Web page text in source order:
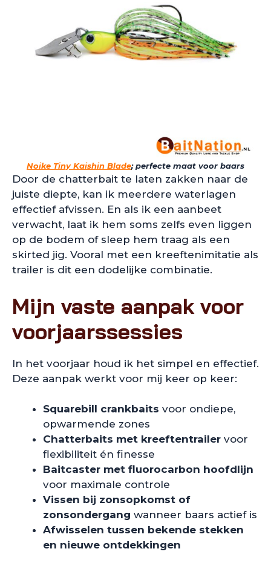
Noike Tiny Kaishin Blade; perfecte maat voor baars
Door de chatterbait te laten zakken naar de
juiste diepte, kan ik meerdere waterlagen
effectief afvissen. En als ik een aanbeet
verwacht, laat ik hem soms zelfs even liggen
op de bodem of sleep hem traag als een
skirted jig. Vooral met een kreeftenimitatie als
trailer is dit een dodelijke combinatie.
Mijn vaste aanpak voor
voorjaarssessies
In het voorjaar houd ik het simpel en effectief.
Deze aanpak werkt voor mij keer op keer:
Squarebill crankbaits voor ondiepe,
opwarmende zones
Chatterbaits met kreeftentrailer voor
flexibiliteit én finesse
Baitcaster met fluorocarbon hoofdlijn
voor maximale controle
Vissen bij zonsopkomst of
zonsondergang wanneer baars actief is
Afwisselen tussen bekende stekken
en nieuwe ontdekkingen